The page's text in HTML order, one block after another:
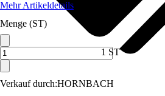
Verkauf durch:HORNBACH
Mehr Artikeldetails
Menge (ST)
1 ST